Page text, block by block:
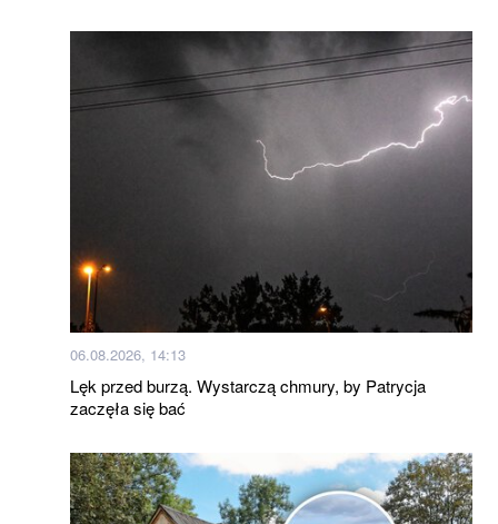
06.08.2026, 14:13
Lęk przed burzą. Wystarczą chmury, by Patrycja
zaczęła się bać